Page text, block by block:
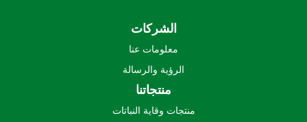
الشركات
معلومات عنا
الرؤية والرسالة
منتجاتنا
منتجات وقاية النباتات